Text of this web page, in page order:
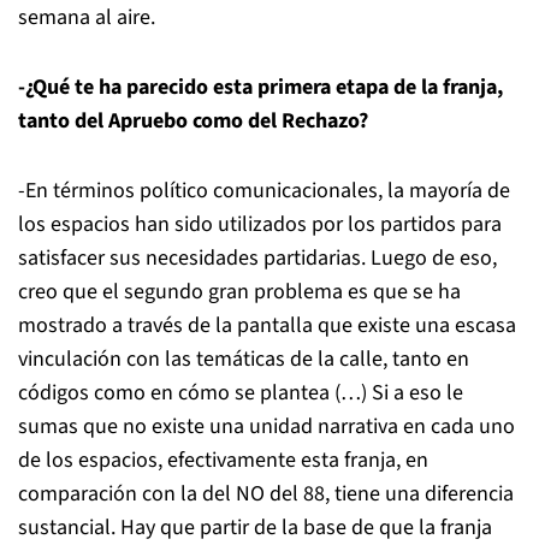
semana al aire.
-¿Qué te ha parecido esta primera etapa de la franja,
tanto del Apruebo como del Rechazo?
-En términos político comunicacionales, la mayoría de
los espacios han sido utilizados por los partidos para
satisfacer sus necesidades partidarias. Luego de eso,
creo que el segundo gran problema es que se ha
mostrado a través de la pantalla que existe una escasa
vinculación con las temáticas de la calle, tanto en
códigos como en cómo se plantea (…) Si a eso le
sumas que no existe una unidad narrativa en cada uno
de los espacios, efectivamente esta franja, en
comparación con la del NO del 88, tiene una diferencia
sustancial. Hay que partir de la base de que la franja